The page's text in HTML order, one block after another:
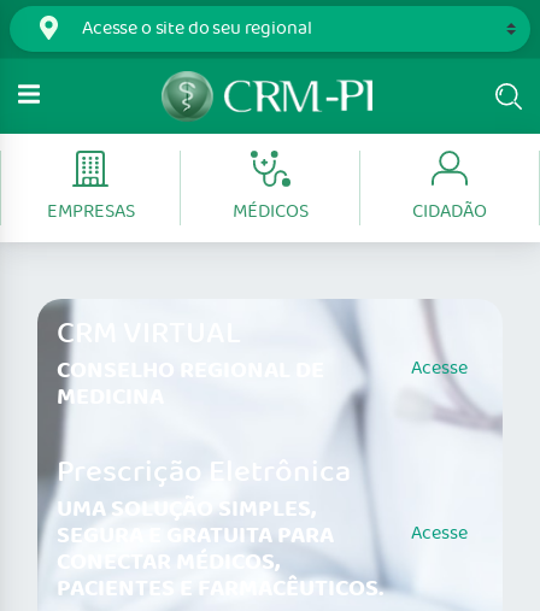
EMPRESAS MÉDICOS CIDADÃO
CRM VIRTUAL
CONSELHO REGIONAL DE
MEDICINA
Acesse
Prescrição Eletrônica
UMA SOLUÇÃO SIMPLES,
SEGURA E GRATUITA PARA
CONECTAR MÉDICOS,
PACIENTES E FARMACÊUTICOS.
Acesse